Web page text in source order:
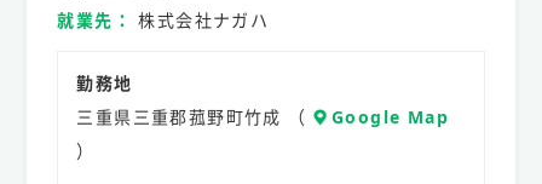
就業先 株式会社ナガハ
勤務地
三重県三重郡菰野町竹成 （
Google Map
）